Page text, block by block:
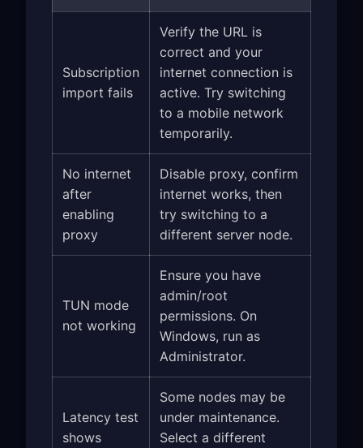
Subscription
import fails
Verify the URL is
correct and your
internet connection is
active. Try switching
to a mobile network
temporarily.
No internet
after
enabling
proxy
Disable proxy, confirm
internet works, then
try switching to a
different server node.
TUN mode
not working
Ensure you have
admin/root
permissions. On
Windows, run as
Administrator.
Latency test
shows
Some nodes may be
under maintenance.
Select a different